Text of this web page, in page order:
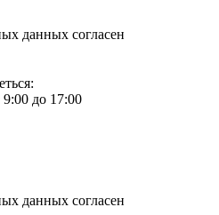
данных согласен
до 17:00
данных согласен